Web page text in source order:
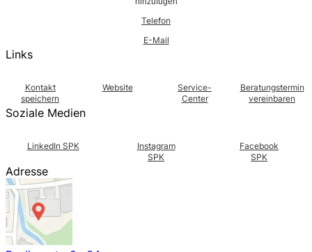
Telefon
E-Mail
Links
Kontakt
speichern
Website
Service-
Center
Beratungstermin
vereinbaren
Soziale Medien
LinkedIn SPK
Instagram
SPK
Facebook
SPK
Adresse